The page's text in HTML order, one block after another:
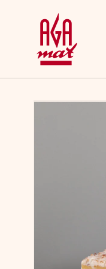
videre til
innholdet